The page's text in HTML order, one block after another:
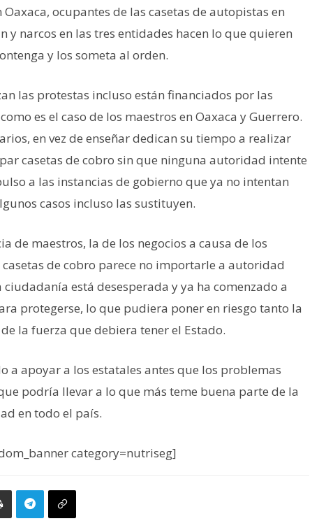
ocupantes de las casetas de autopistas en
y narcos en las tres entidades hacen lo que quieren
y los someta al orden.
las protestas incluso están financiados por las
es el caso de los maestros en Oaxaca y Guerrero.
en vez de enseñar dedican su tiempo a realizar
casetas de cobro sin que ninguna autoridad intente
a las instancias de gobierno que ya no intentan
casos incluso las sustituyen.
de maestros, la de los negocios a causa de los
de cobro parece no importarle a autoridad
está desesperada y ya ha comenzado a
protegerse, lo que pudiera poner en riesgo tanto la
la fuerza que debiera tener el Estado.
a apoyar a los estatales antes que los problemas
podría llevar a lo que más teme buena parte de la
en todo el país.
category=nutriseg]